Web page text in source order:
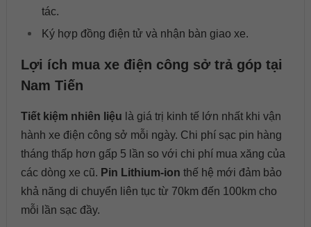
tác.
Ký hợp đồng điện tử và nhận bàn giao xe.
Lợi ích mua xe điện công sở trả góp tại
Nam Tiến
Tiết kiệm nhiên liệu là giá trị kinh tế lớn nhất khi vận
hành xe điện công sở mỗi ngày. Chi phí sạc pin hàng
tháng thấp hơn gấp 5 lần so với chi phí mua xăng của
các dòng xe cũ. Pin Lithium-ion thế hệ mới đảm bảo
khả năng di chuyển liên tục từ 70km đến 100km cho
mỗi lần sạc đầy.